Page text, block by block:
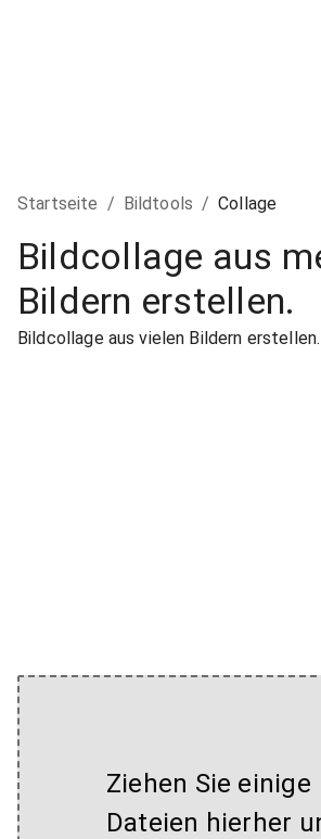
Startseite / Bildtools / Collage
Bildcollage aus
Bildern erstellen.
Bildcollage aus vielen Bildern erstellen.
Ziehen Sie einige
Dateien hierher